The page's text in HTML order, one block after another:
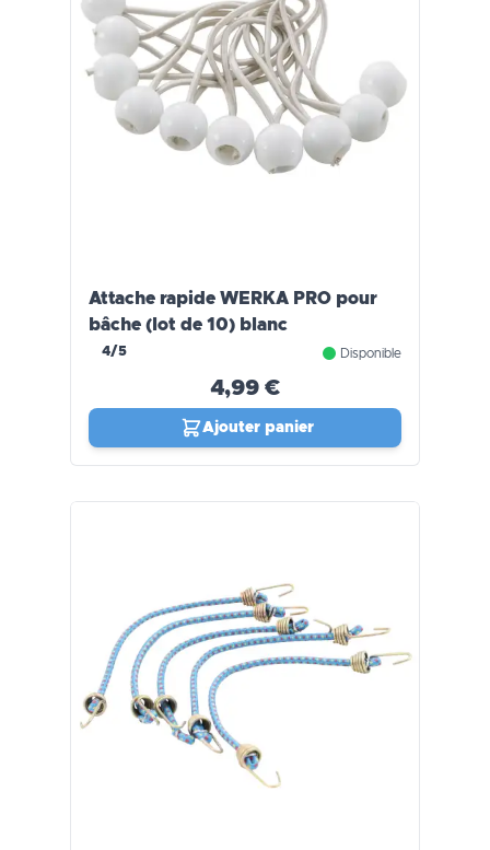
Attache rapide WERKA PRO pour
bâche (lot de 10) blanc
4/5 Disponible
4,99 €
Ajouter panier